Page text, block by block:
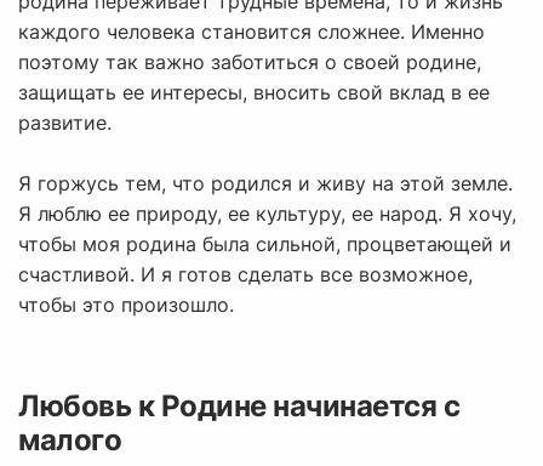
каждого человека становится сложнее. Именно
поэтому так важно заботиться о своей родине,
защищать ее интересы, вносить свой вклад в ее
развитие.
Я горжусь тем, что родился и живу на этой земле.
Я люблю ее природу, ее культуру, ее народ. Я хочу,
чтобы моя родина была сильной, процветающей и
счастливой. И я готов сделать все возможное,
чтобы это произошло.
Любовь к Родине начинается с
малого